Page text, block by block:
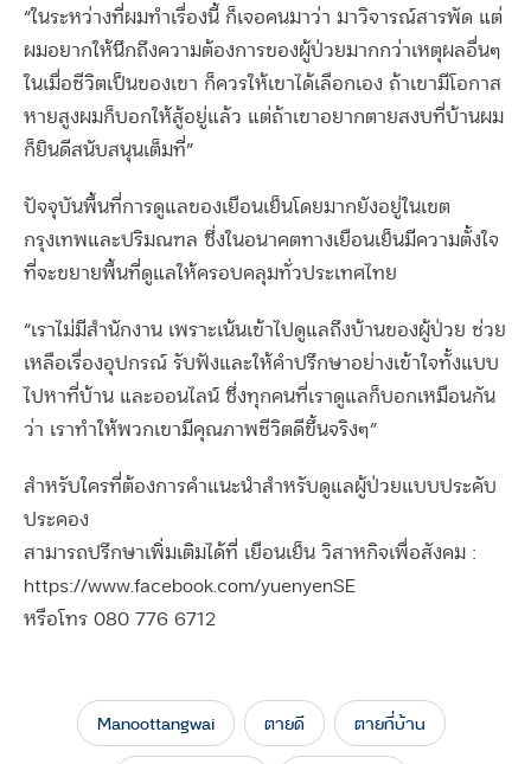
“ในระหว่างที่ผมทำเรื่องนี้ ก็เจอคนมาว่า มาวิจารณ์สารพัด แต่
ผมอยากให้นึกถึงความต้องการของผู้ป่วยมากกว่าเหตุผลอื่นๆ
ในเมื่อชีวิตเป็นของเขา ก็ควรให้เขาได้เลือกเอง ถ้าเขามีโอกาส
หายสูงผมก็บอกให้สู้อยู่แล้ว แต่ถ้าเขาอยากตายสงบที่บ้านผม
ก็ยินดีสนับสนุนเต็มที่”
ปัจจุบันพื้นที่การดูแลของเยือนเย็นโดยมากยังอยู่ในเขต
กรุงเทพและปริมณฑล ซึ่งในอนาคตทางเยือนเย็นมีความตั้งใจ
ที่จะขยายพื้นที่ดูแลให้ครอบคลุมทั่วประเทศไทย
“เราไม่มีสำนักงาน เพราะเน้นเข้าไปดูแลถึงบ้านของผู้ป่วย ช่วย
เหลือเรื่องอุปกรณ์ รับฟังและให้คำปรึกษาอย่างเข้าใจทั้งแบบ
ไปหาที่บ้าน และออนไลน์ ซึ่งทุกคนที่เราดูแลก็บอกเหมือนกัน
ว่า เราทำให้พวกเขามีคุณภาพชีวิตดีขึ้นจริงๆ”
สำหรับใครที่ต้องการคำแนะนำสำหรับดูแลผู้ป่วยแบบประคับ
ประคอง
สามารถปรึกษาเพิ่มเติมได้ที่ เยือนเย็น วิสาหกิจเพื่อสังคม :
https://www.facebook.com/yuenyenSE
หรือโทร 080 776 6712
Manoottangwai ตายดี ตายที่บ้าน